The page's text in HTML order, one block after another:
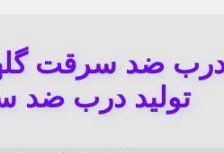
ضد سرقت
تولید درب ضد